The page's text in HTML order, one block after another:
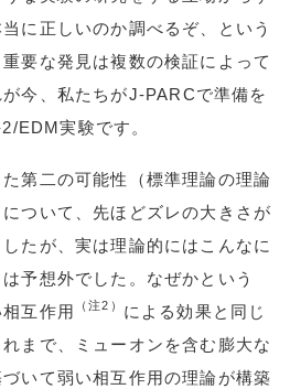
に正しいのか調べるぞ、という
要な発見は複数の検証によって
今、私たちがJ-PARCで準備を
EDM実験です。
第二の可能性（標準理論の理論
ついて、先ほどズレの大きさが
たが、実は理論的にはこんなに
予想外でした。なぜかという
互作用
（注2） による効果と同じ
まで、ミューオンを含む膨大な
いて弱い相互作用の理論が構築